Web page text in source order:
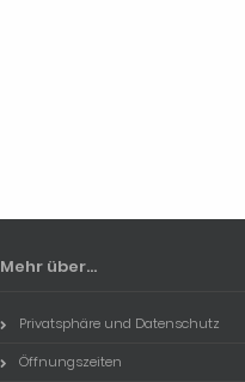
Mehr über...
Privatsphäre und Datenschutz
Öffnungszeiten